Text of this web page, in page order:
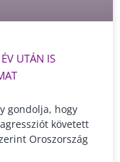
UTÁN IS
gondolja, hogy
követett
Oroszország